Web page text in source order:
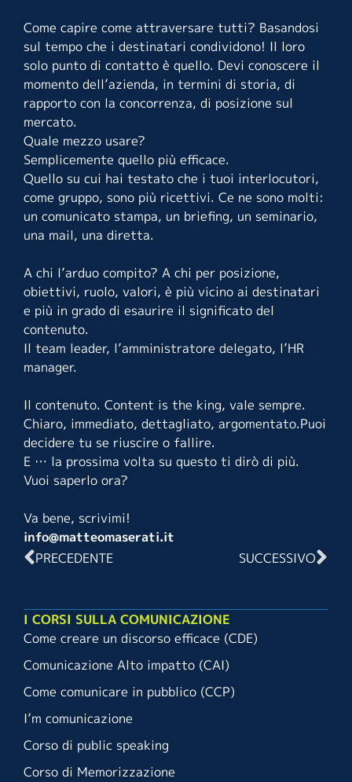
Come capire come attraversare tutti? Basandosi
sul tempo che i destinatari condividono! Il loro
solo punto di contatto è quello. Devi conoscere il
momento dell’azienda, in termini di storia, di
rapporto con la concorrenza, di posizione sul
mercato.
Quale mezzo usare?
Semplicemente quello più efficace.
Quello su cui hai testato che i tuoi interlocutori,
come gruppo, sono più ricettivi. Ce ne sono molti:
un comunicato stampa, un briefing, un seminario,
una mail, una diretta.
A chi l’arduo compito? A chi per posizione,
obiettivi, ruolo, valori, è più vicino ai destinatari
e più in grado di esaurire il significato del
contenuto.
Il team leader, l’amministratore delegato, l’HR
manager.
Il contenuto. Content is the king, vale sempre.
Chiaro, immediato, dettagliato, argomentato.Puoi
decidere tu se riuscire o fallire.
E … la prossima volta su questo ti dirò di più.
Vuoi saperlo ora?
Va bene, scrivimi!
info@matteomaserati.it
PRECEDENTE
SUCCESSIVO
I CORSI SULLA COMUNICAZIONE
Come creare un discorso efficace (CDE)
Comunicazione Alto impatto (CAI)
Come comunicare in pubblico (CCP)
I’m comunicazione
Corso di public speaking
Corso di Memorizzazione